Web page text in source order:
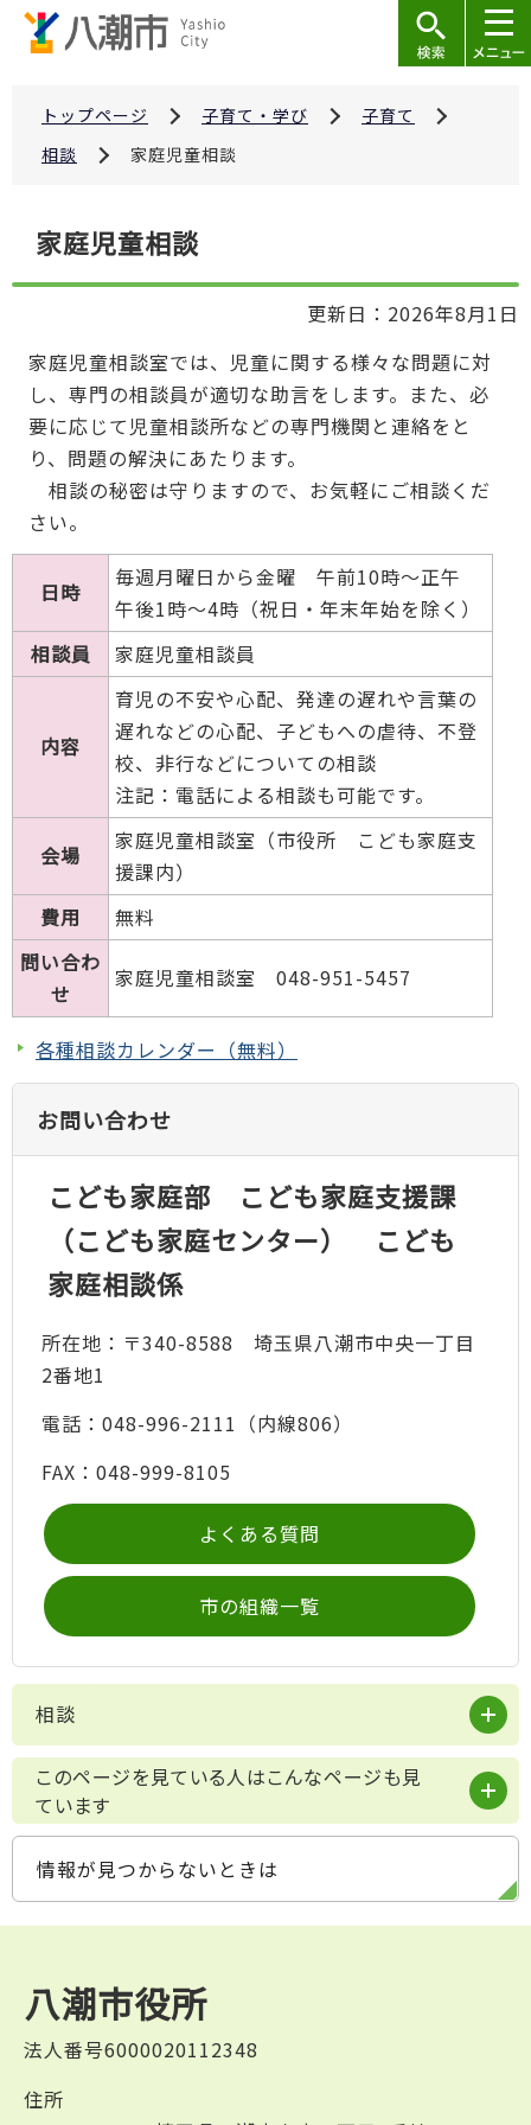
トップページ 子育て・学び
子育て
相談
家庭児童相談
こ
ら
家庭児童相談
更新日：2026年8月1日
家庭児童相談室では、児童に関する様々な問題に対
し、専門の相談員が適切な助言をします。また、必
要に応じて児童相談所などの専門機関と連絡をと
り、問題の解決にあたります。
相談の秘密は守りますので、お気軽にご相談くだ
さい。
日時
毎週月曜日から金曜 午前10時～正午
午後1時～4時（祝日・年末年始を除く）
相談員
家庭児童相談員
内容
育児の不安や心配、発達の遅れや言葉の
遅れなどの心配、子どもへの虐待、不登
校、非行などについての相談
注記：電話による相談も可能です。
会場
家庭児童相談室（市役所 こども家庭支
援課内）
費用
無料
問い合わ
せ
家庭児童相談室 048-951-5457
各種相談カレンダー（無料）
お問い合わせ
こども家庭部 こども家庭支援課
（こども家庭センター） こども
家庭相談係
所在地：〒340-8588 埼玉県八潮市中央一丁目
2番地1
電話：048-996-2111（内線806）
FAX：048-999-8105
よくある質問
市の組織一覧
相談
このページを見ている人はこんなページも見
ています
情報が見つからないときは
八潮市役所
法人番号6000020112348
住所